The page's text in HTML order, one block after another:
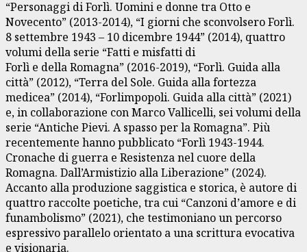
“Personaggi di Forlì. Uomini e donne tra Otto e
Novecento” (2013-2014), “I giorni che sconvolsero Forlì.
8 settembre 1943 – 10 dicembre 1944” (2014), quattro
volumi della serie “Fatti e misfatti di
Forlì e della Romagna” (2016-2019), “Forlì. Guida alla
città” (2012), “Terra del Sole. Guida alla fortezza
medicea” (2014), “Forlimpopoli. Guida alla città” (2021)
e, in collaborazione con Marco Vallicelli, sei volumi della
serie “Antiche Pievi. A spasso per la Romagna”. Più
recentemente hanno pubblicato “Forlì 1943-1944.
Cronache di guerra e Resistenza nel cuore della
Romagna. Dall’Armistizio alla Liberazione” (2024).
Accanto alla produzione saggistica e storica, è autore di
quattro raccolte poetiche, tra cui “Canzoni d’amore e di
funambolismo” (2021), che testimoniano un percorso
espressivo parallelo orientato a una scrittura evocativa
e visionaria.